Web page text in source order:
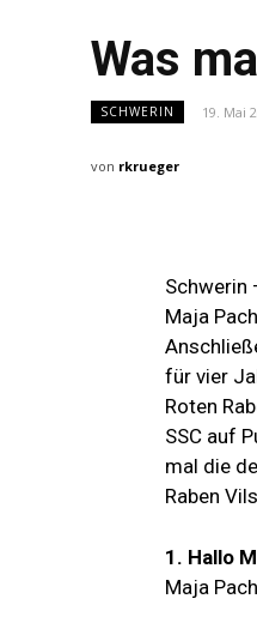
Was
SCHWERIN 19. Mai
von rkrueger
Schwerin
Maja
für vier
Roten
SSC auf
mal die
Raben
1. Hallo
Maja